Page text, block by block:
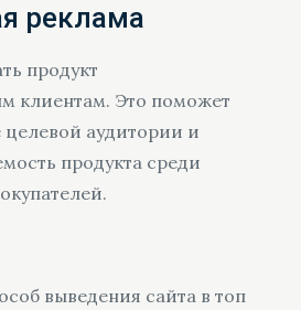
реклама
продукт
клиентам. Это поможет
аудитории и
продукта среди
выведения сайта в топ